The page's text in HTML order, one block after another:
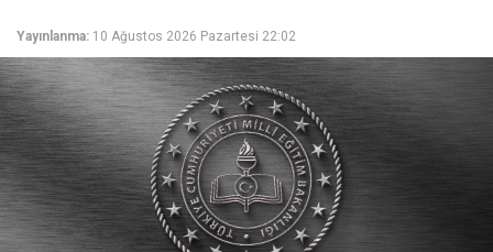
Yayınlanma: 10 Ağustos 2026 Pazartesi 22:02